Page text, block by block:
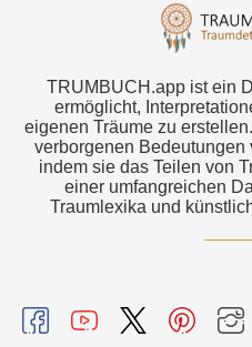
TRUMBUCH.app ist ein
ermöglicht,
eigenen Träume zu
verborgenen Bedeutungen
indem sie das Teilen von
einer umfangreichen
Traumlexika und